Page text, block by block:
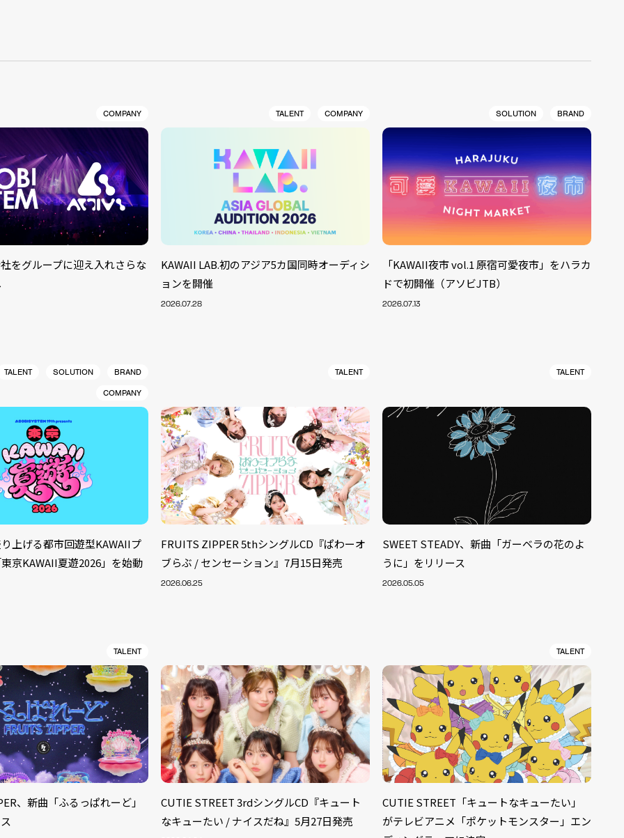
COMPANY
をグループに迎え入れさらな
TALENT COMPANY
KAWAII LAB.初のアジア5カ国同時オーディシ
ョンを開催
2026.07.28
SOLUTION BRAND
「KAWAII夜市 vol.1 原宿可愛夜市」をハラカ
ドで初開催（アソビJTB）
2026.07.13
TALENT SOLUTION
BRAND
COMPANY
上げる都市回遊型KAWAIIプ
京KAWAII夏遊2026」を始動
TALENT
FRUITS ZIPPER 5thシングルCD『ぱわーオ
ブらぶ / センセーション』7月15日発売
2026.06.25
TALENT
SWEET STEADY、新曲「ガーベラの花のよ
うに」をリリース
2026.05.05
TALENT
、新曲「ふるっぱれーど」
CUTIE STREET 3rdシングルCD『キュート
なキューたい / ナイスだね』5月27日発売
TALENT
CUTIE STREET「キュートなキューたい」
がテレビアニメ「ポケットモンスター」エン
ARTIST40 MODEL/TALENT
29